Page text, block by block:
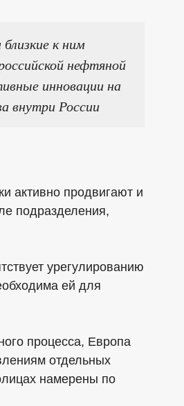
к ним
нефтяной
инновации на
внутри России
активно продвигают и
подразделения,
урегулированию
ей для
процесса, Европа
отдельных
намерены по